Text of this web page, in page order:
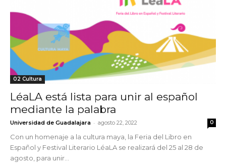
02 Cultura
LéaLA está lista para unir al español
mediante la palabra
Universidad de Guadalajara - agosto 22, 2022 0
Con un homenaje a la cultura maya, la Feria del Libro en
Español y Festival Literario LéaLA se realizará del 25 al 28 de
agosto, para unir...